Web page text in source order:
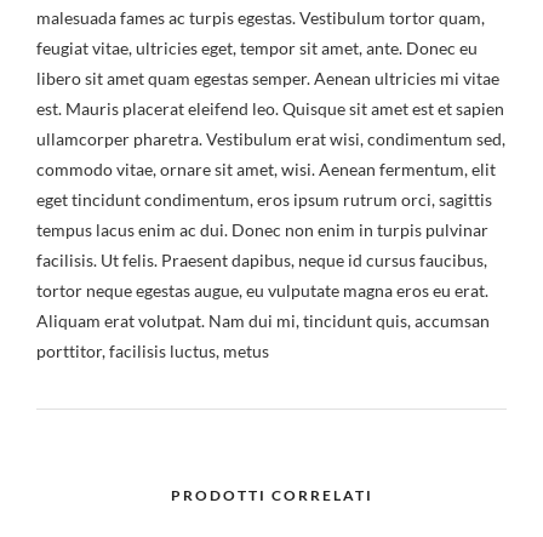
malesuada fames ac turpis egestas. Vestibulum tortor quam,
feugiat vitae, ultricies eget, tempor sit amet, ante. Donec eu
libero sit amet quam egestas semper. Aenean ultricies mi vitae
est. Mauris placerat eleifend leo. Quisque sit amet est et sapien
ullamcorper pharetra. Vestibulum erat wisi, condimentum sed,
commodo vitae, ornare sit amet, wisi. Aenean fermentum, elit
eget tincidunt condimentum, eros ipsum rutrum orci, sagittis
tempus lacus enim ac dui. Donec non enim in turpis pulvinar
facilisis. Ut felis. Praesent dapibus, neque id cursus faucibus,
tortor neque egestas augue, eu vulputate magna eros eu erat.
Aliquam erat volutpat. Nam dui mi, tincidunt quis, accumsan
porttitor, facilisis luctus, metus
PRODOTTI CORRELATI